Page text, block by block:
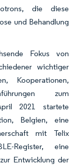
die diese
und Behandlung
Fokus von
wichtiger
Kooperationen,
zum
2021 startete
Belgien, eine
mit Telix
Register, eine
Entwicklung der